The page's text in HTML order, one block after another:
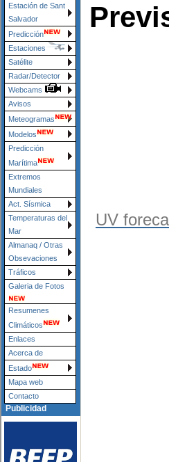
Estación de Sant
Salvador
Predicción
Estaciones
Satélite
Radar/Detector
Webcams
Avisos
Meteogramas
Modelos
Predicción
Marítima
Extremos
Mundiales
Act. Sísmica
Temperaturas del
Mar
Almanaq / Otras
Obsevaciones
Tráficos
Galeria de Fotos
Resumenes
Climáticos
Enlaces
Acerca de
Estado
Mapa web
Contacto
Publicidad
UV